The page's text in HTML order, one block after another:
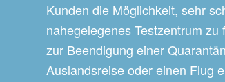
Kunden die Möglichkeit, sehr
nahegelegenes Testzentrum zu
zur Beendigung einer
Auslandsreise oder einen Flug